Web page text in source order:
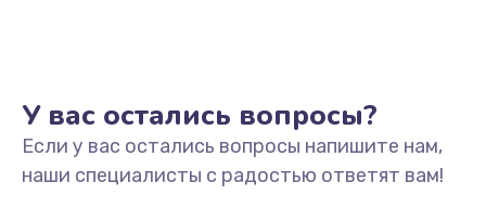
У вас остались вопросы?
Если у вас остались вопросы напишите нам,
наши специалисты с радостью ответят вам!